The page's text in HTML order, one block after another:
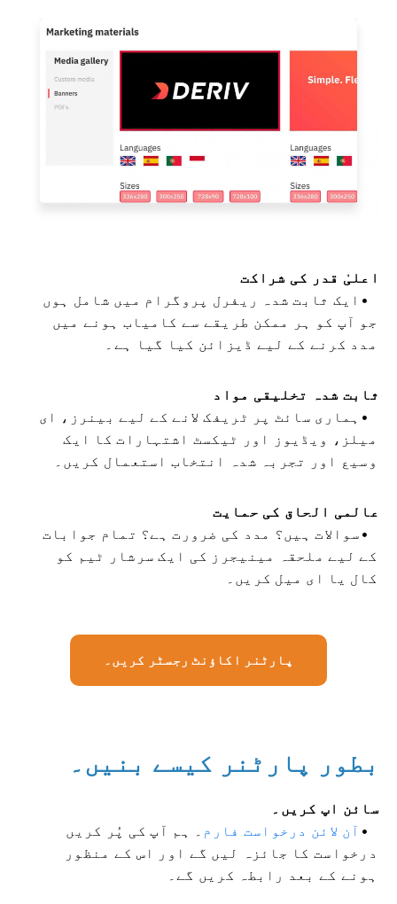
اعلیٰ قدر کی شراکت
ایک ثابت شدہ ریفرل پروگرام میں شامل ہوں
جو آپ کو ہر ممکن طریقے سے کامیاب ہونے میں
مدد کرنے کے لیے ڈیزائن کیا گیا ہے۔
ثابت شدہ تخلیقی مواد
ہماری سائٹ پر ٹریفک لانے کے لیے بینرز، ای
میلز، ویڈیوز اور ٹیکسٹ اشتہارات کا ایک
وسیع اور تجربہ شدہ انتخاب استعمال کریں۔
عالمی الحاق کی حمایت
سوالات ہیں؟ مدد کی ضرورت ہے؟ تمام جوابات
کے لیے ملحقہ مینیجرز کی ایک سرشار ٹیم کو
کال یا ای میل کریں۔
پارٹنر اکاؤنٹ رجسٹر کریں۔
بطور پارٹنر کیسے بنیں۔
سائن اپ کریں۔
آن لائن درخواست فارم پُر کریں ۔ ہم آپ کی
درخواست کا جائزہ لیں گے اور اس کے منظور
ہونے کے بعد رابطہ کریں گے۔